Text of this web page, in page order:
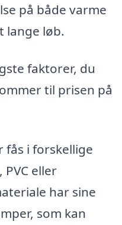
på både varme
lange løb.
faktorer, du
til prisen på
fås i forskellige
eller
har sine
som kan